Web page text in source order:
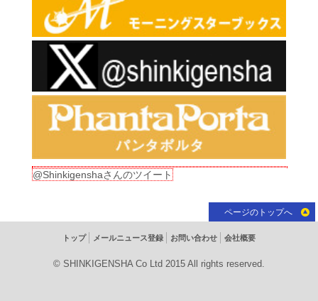
@Shinkigenshaさんのツイート
ページのトップへ
トップ メールニュース登録 お問い合わせ 会社概要
© SHINKIGENSHA Co Ltd 2015 All rights reserved.